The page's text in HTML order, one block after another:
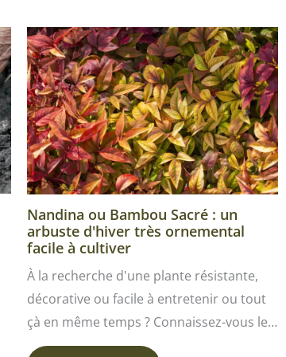
Nandina ou Bambou Sacré : un
arbuste d'hiver très ornemental
facile à cultiver
À la recherche d'une plante résistante,
décorative ou facile à entretenir ou tout
çà en même temps ? Connaissez-vous le…